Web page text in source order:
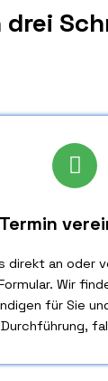
drei
direkt an oder
Wir
für Sie